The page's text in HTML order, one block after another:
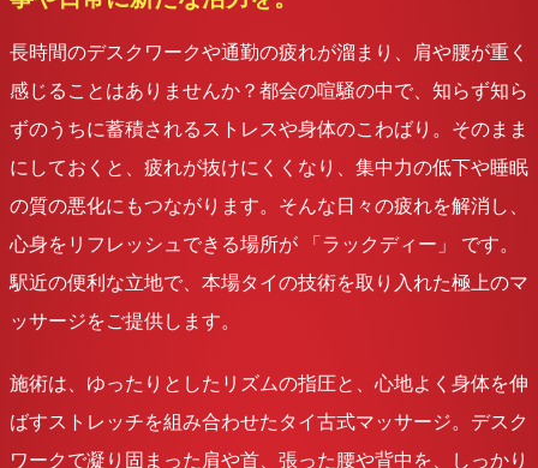
長時間のデスクワークや通勤の疲れが溜まり、肩や腰が重く
感じることはありませんか？都会の喧騒の中で、知らず知ら
ずのうちに蓄積されるストレスや身体のこわばり。そのまま
にしておくと、疲れが抜けにくくなり、集中力の低下や睡眠
の質の悪化にもつながります。そんな日々の疲れを解消し、
心身をリフレッシュできる場所が 「ラックディー」 です。
駅近の便利な立地で、本場タイの技術を取り入れた極上のマ
ッサージをご提供します。
施術は、ゆったりとしたリズムの指圧と、心地よく身体を伸
ばすストレッチを組み合わせたタイ古式マッサージ。デスク
ワークで凝り固まった肩や首、張った腰や背中を、しっかり